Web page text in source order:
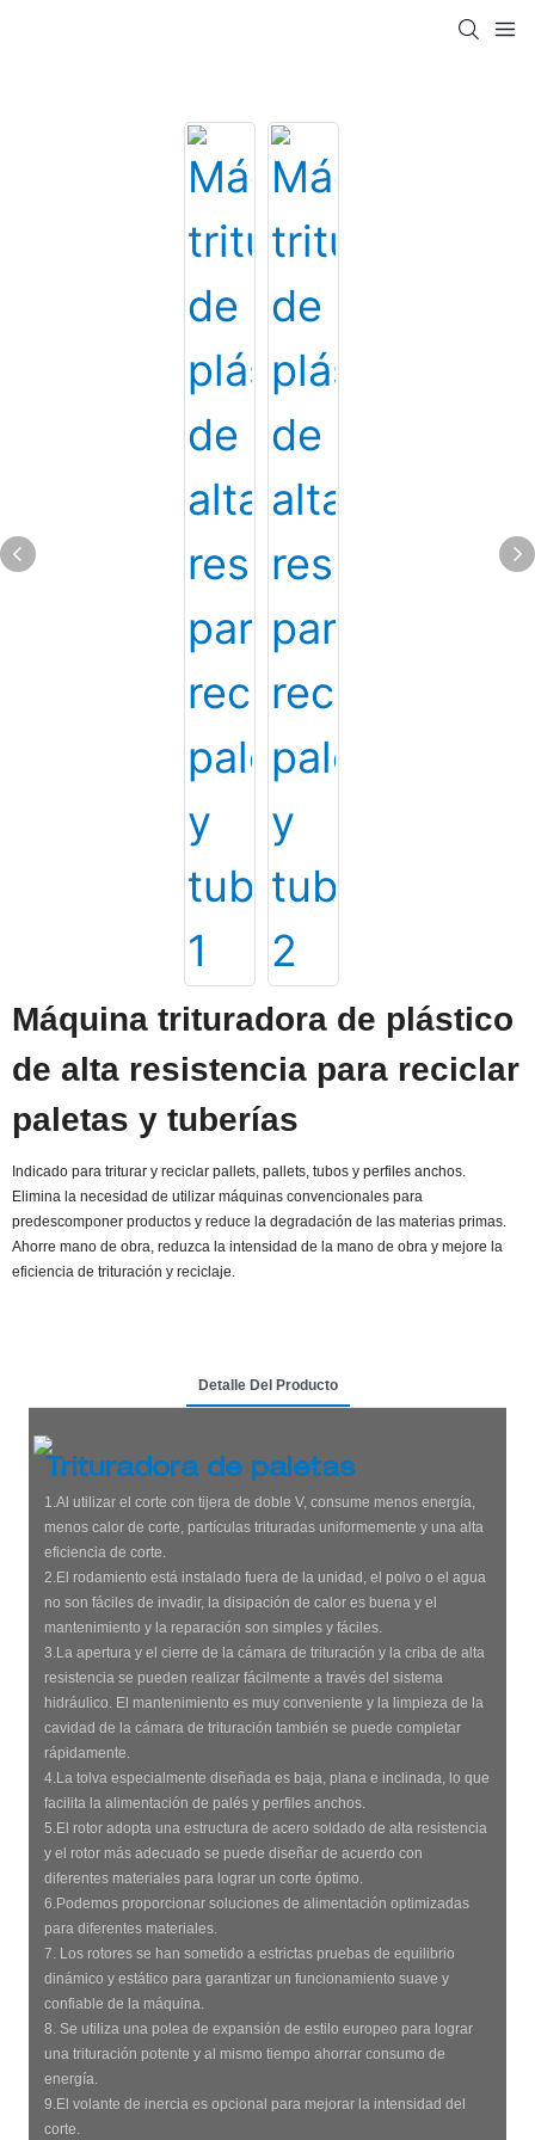
Máquina trituradora de plástico
de alta resistencia para reciclar
paletas y tuberías
Indicado para triturar y reciclar pallets, pallets, tubos y perfiles anchos.
Elimina la necesidad de utilizar máquinas convencionales para
predescomponer productos y reduce la degradación de las materias primas.
Ahorre mano de obra, reduzca la intensidad de la mano de obra y mejore la
eficiencia de trituración y reciclaje.
Detalle Del Producto
Trituradora de paletas
1.Al utilizar el corte con tijera de doble V, consume menos energía,
menos calor de corte, partículas trituradas uniformemente y una alta
eficiencia de corte.
2.El rodamiento está instalado fuera de la unidad, el polvo o el agua
no son fáciles de invadir, la disipación de calor es buena y el
mantenimiento y la reparación son simples y fáciles.
3.La apertura y el cierre de la cámara de trituración y la criba de alta
resistencia se pueden realizar fácilmente a través del sistema
hidráulico. El mantenimiento es muy conveniente y la limpieza de la
cavidad de la cámara de trituración también se puede completar
rápidamente.
4.La tolva especialmente diseñada es baja, plana e inclinada, lo que
facilita la alimentación de palés y perfiles anchos.
5.El rotor adopta una estructura de acero soldado de alta resistencia
y el rotor más adecuado se puede diseñar de acuerdo con
diferentes materiales para lograr un corte óptimo.
6.Podemos proporcionar soluciones de alimentación optimizadas
para diferentes materiales.
7. Los rotores se han sometido a estrictas pruebas de equilibrio
dinámico y estático para garantizar un funcionamiento suave y
confiable de la máquina.
8. Se utiliza una polea de expansión de estilo europeo para lograr
una trituración potente y al mismo tiempo ahorrar consumo de
energía.
9.El volante de inercia es opcional para mejorar la intensidad del
corte.